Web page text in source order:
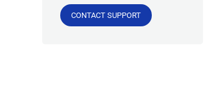
CONTACT SUPPORT